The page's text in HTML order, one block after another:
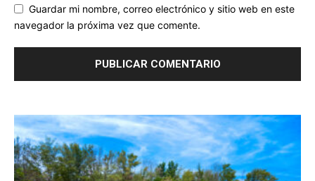
Guardar mi nombre, correo electrónico y sitio web en este
navegador la próxima vez que comente.